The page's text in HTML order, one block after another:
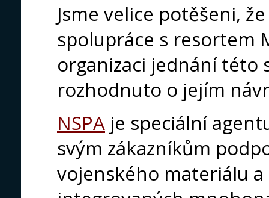
Jsme velice potěšeni,
spolupráce s resortem
organizaci jednání této
rozhodnuto o jejím
NSPA je speciální
svým zákazníkům
vojenského materiálu